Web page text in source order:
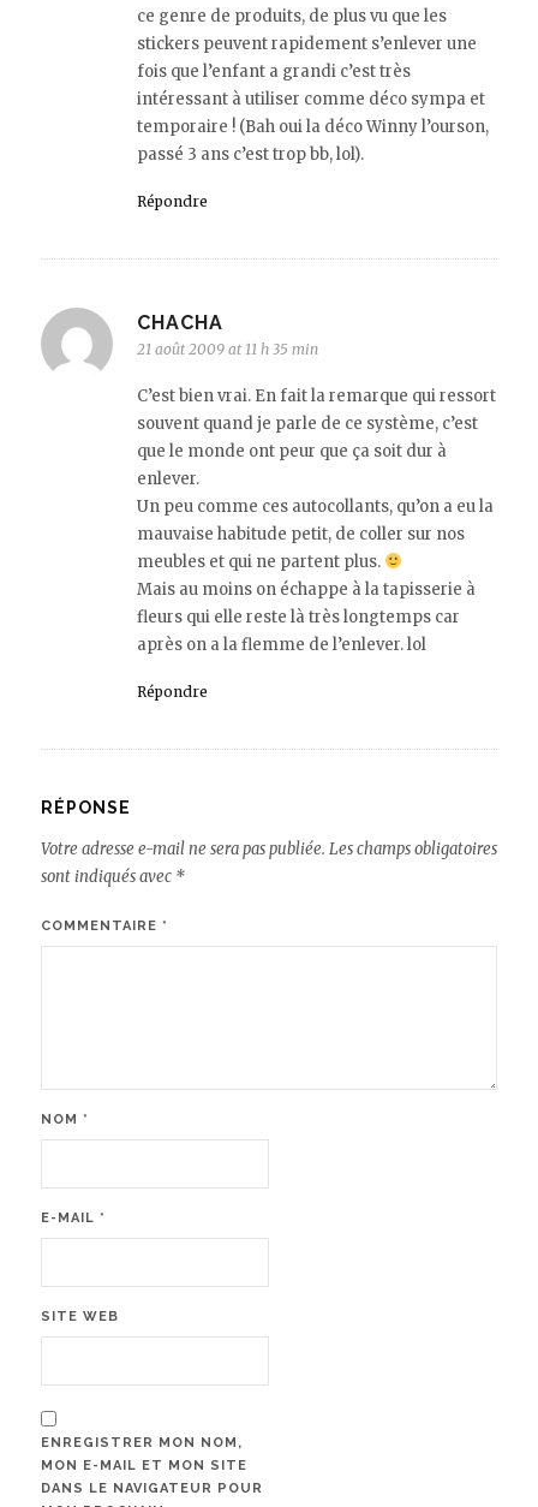
ce genre de produits, de plus vu que les
stickers peuvent rapidement s’enlever une
fois que l’enfant a grandi c’est très
intéressant à utiliser comme déco sympa et
temporaire ! (Bah oui la déco Winny l’ourson,
passé 3 ans c’est trop bb, lol).
Répondre
CHACHA
21 août 2009 at 11 h 35 min
C’est bien vrai. En fait la remarque qui ressort
souvent quand je parle de ce système, c’est
que le monde ont peur que ça soit dur à
enlever.
Un peu comme ces autocollants, qu’on a eu la
mauvaise habitude petit, de coller sur nos
meubles et qui ne partent plus.
Mais au moins on échappe à la tapisserie à
fleurs qui elle reste là très longtemps car
après on a la flemme de l’enlever. lol
Répondre
RÉPONSE
Votre adresse e-mail ne sera pas publiée. Les champs obligatoires
sont indiqués avec *
COMMENTAIRE *
NOM *
E-MAIL *
SITE WEB
ENREGISTRER MON NOM,
MON E-MAIL ET MON SITE
DANS LE NAVIGATEUR POUR